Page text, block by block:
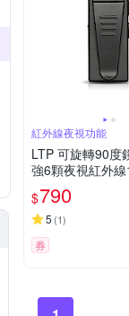
紅外線夜視功能
LTP 可旋轉90度
強6顆夜視紅外
型攝影機
$790
5 (1)
券